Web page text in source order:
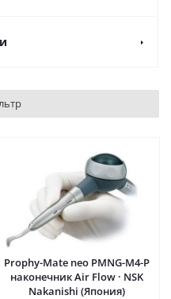
Prophy-Mate neo PMNG-M4-P
наконечник Air Flow · NSK
Nakanishi (Япония)